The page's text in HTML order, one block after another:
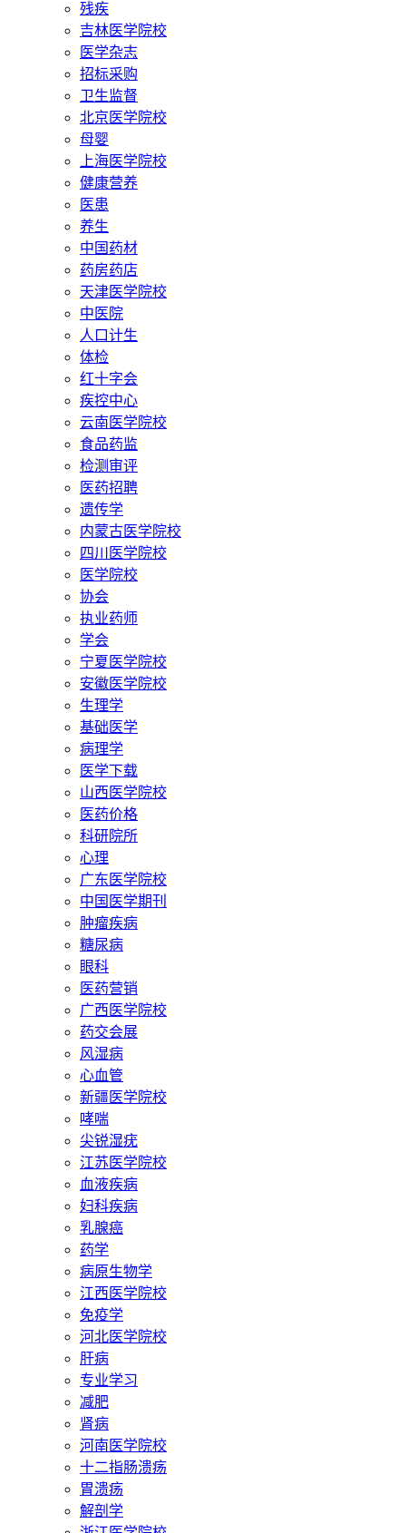
残疾
吉林医学院校
医学杂志
招标采购
卫生监督
北京医学院校
母婴
上海医学院校
健康营养
医患
养生
中国药材
药房药店
天津医学院校
中医院
人口计生
体检
红十字会
疾控中心
云南医学院校
食品药监
检测审评
医药招聘
遗传学
内蒙古医学院校
四川医学院校
医学院校
协会
执业药师
学会
宁夏医学院校
安徽医学院校
生理学
基础医学
病理学
医学下载
山西医学院校
医药价格
科研院所
心理
广东医学院校
中国医学期刊
肿瘤疾病
糖尿病
眼科
医药营销
广西医学院校
药交会展
风湿病
心血管
新疆医学院校
哮喘
尖锐湿疣
江苏医学院校
血液疾病
妇科疾病
乳腺癌
药学
病原生物学
江西医学院校
免疫学
河北医学院校
肝病
专业学习
减肥
肾病
河南医学院校
十二指肠溃疡
胃溃疡
解剖学